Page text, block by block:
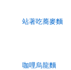
站著吃蕎麥麵
咖哩烏龍麵